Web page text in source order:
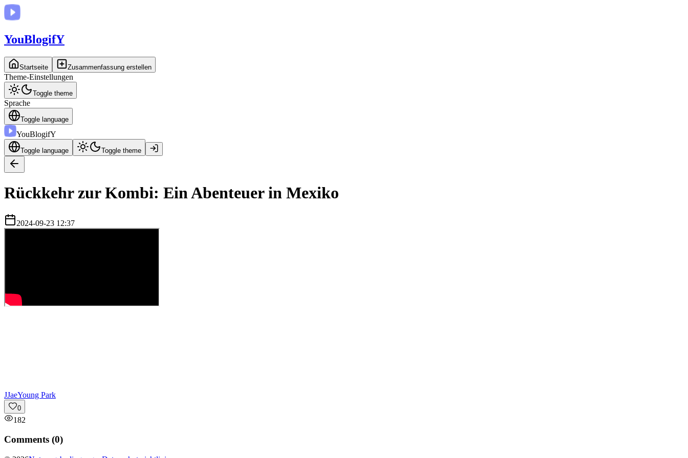
YouBlogifY
Startseite Zusammenfassung erstellen
Theme-Einstellungen
Toggle theme
Sprache
Toggle language
YouBlogifY
Toggle language Toggle theme
Rückkehr zur Kombi: Ein Abenteuer in Mexiko
2024-09-23 12:37
JJaeYoung Park
0
182
Comments (0)